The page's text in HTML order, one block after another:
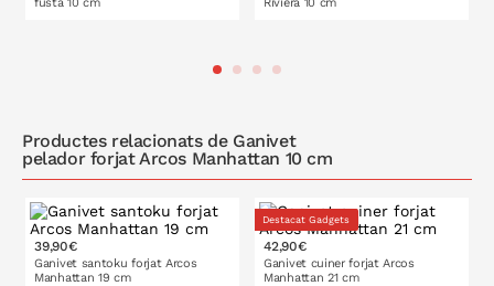
Productes relacionats de Ganivet
pelador forjat Arcos Manhattan 10 cm
39,90€
Ganivet santoku forjat Arcos
Manhattan 19 cm
Destacat Gadgets
42,90€
Ganivet cuiner forjat Arcos
Manhattan 21 cm